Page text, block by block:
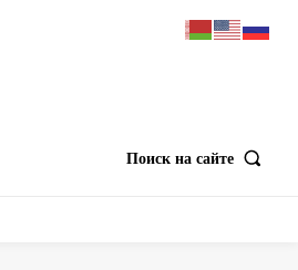
Поиск на сайте